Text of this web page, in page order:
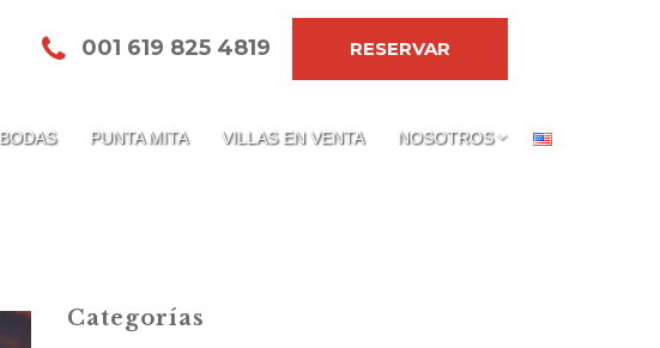
001 619 825 4819 RESERVAR
BODAS PUNTA MITA VILLAS EN VENTA NOSOTROS
Categorías